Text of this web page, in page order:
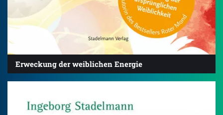
Erweckung der weiblichen Energie